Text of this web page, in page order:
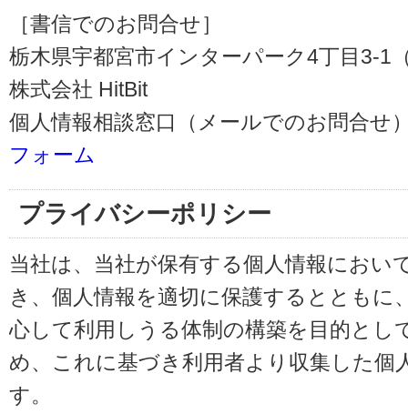
［書信でのお問合せ］
栃木県宇都宮市インターパーク4丁目3-1
株式会社 HitBit
個人情報相談窓口（メールでのお問合せ
フォーム
プライバシーポリシー
当社は、当社が保有する個人情報におい
き、個人情報を適切に保護するとともに
心して利用しうる体制の構築を目的とし
め、これに基づき利用者より収集した個
す。